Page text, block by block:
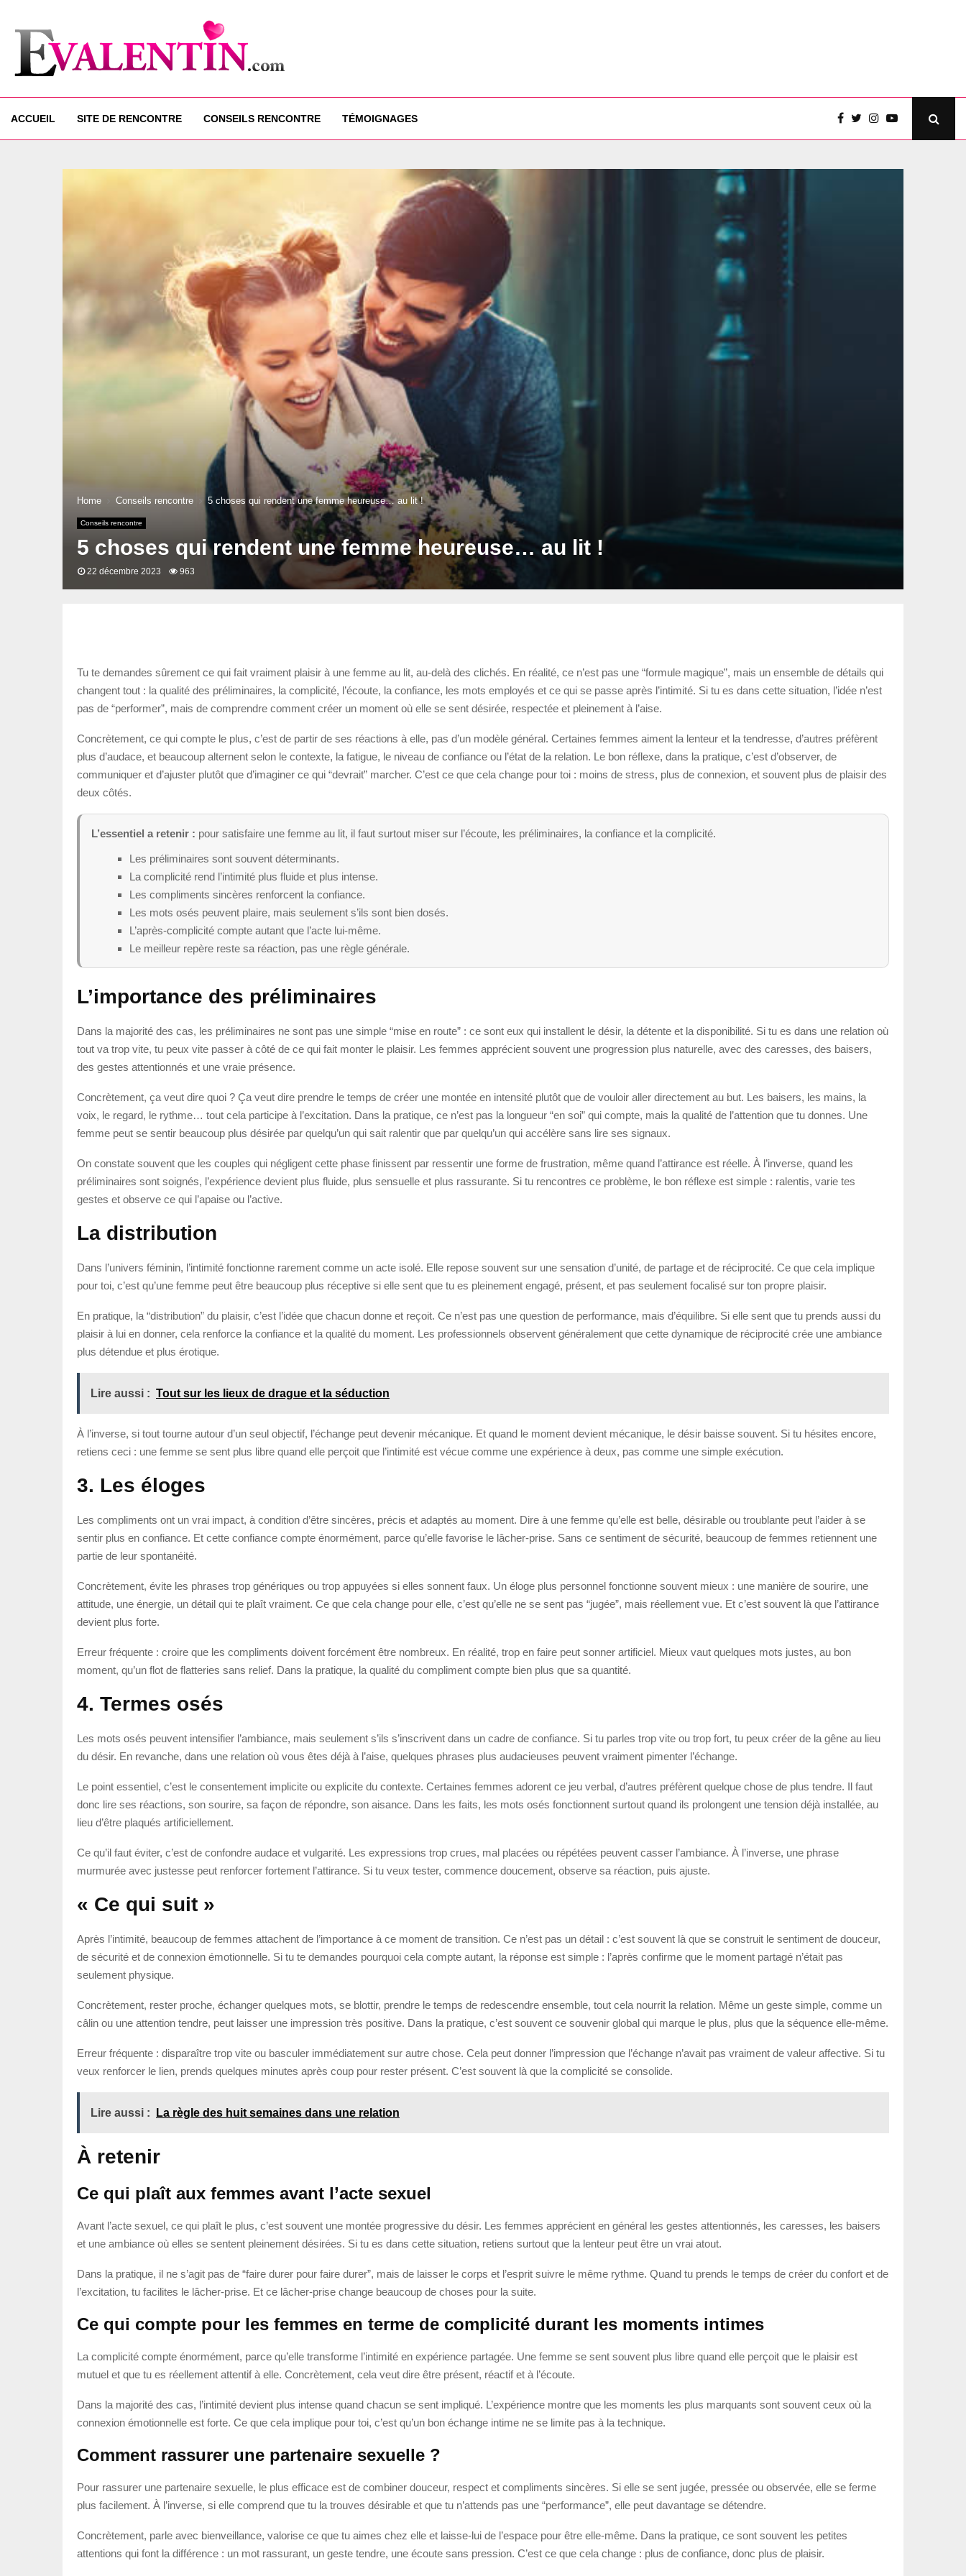
ACCUEIL SITE DE RENCONTRE CONSEILS RENCONTRE TÉMOIGNAGES
Home Conseils rencontre 5 choses qui rendent une femme heureuse… au lit !
Conseils rencontre
5 choses qui rendent une femme heureuse… au lit !
22 décembre 2023 963
Tu te demandes sûrement ce qui fait vraiment plaisir à une femme au lit, au-delà des clichés. En réalité, ce n’est pas une “formule magique”, mais un ensemble de détails qui
changent tout : la qualité des préliminaires, la complicité, l’écoute, la confiance, les mots employés et ce qui se passe après l’intimité. Si tu es dans cette situation, l’idée n’est
pas de “performer”, mais de comprendre comment créer un moment où elle se sent désirée, respectée et pleinement à l’aise.
Concrètement, ce qui compte le plus, c’est de partir de ses réactions à elle, pas d’un modèle général. Certaines femmes aiment la lenteur et la tendresse, d’autres préfèrent
plus d’audace, et beaucoup alternent selon le contexte, la fatigue, le niveau de confiance ou l’état de la relation. Le bon réflexe, dans la pratique, c’est d’observer, de
communiquer et d’ajuster plutôt que d’imaginer ce qui “devrait” marcher. C’est ce que cela change pour toi : moins de stress, plus de connexion, et souvent plus de plaisir des
deux côtés.
L’essentiel a retenir : pour satisfaire une femme au lit, il faut surtout miser sur l’écoute, les préliminaires, la confiance et la complicité.
Les préliminaires sont souvent déterminants.
La complicité rend l’intimité plus fluide et plus intense.
Les compliments sincères renforcent la confiance.
Les mots osés peuvent plaire, mais seulement s’ils sont bien dosés.
L’après-complicité compte autant que l’acte lui-même.
Le meilleur repère reste sa réaction, pas une règle générale.
L’importance des préliminaires
Dans la majorité des cas, les préliminaires ne sont pas une simple “mise en route” : ce sont eux qui installent le désir, la détente et la disponibilité. Si tu es dans une relation où
tout va trop vite, tu peux vite passer à côté de ce qui fait monter le plaisir. Les femmes apprécient souvent une progression plus naturelle, avec des caresses, des baisers,
des gestes attentionnés et une vraie présence.
Concrètement, ça veut dire quoi ? Ça veut dire prendre le temps de créer une montée en intensité plutôt que de vouloir aller directement au but. Les baisers, les mains, la
voix, le regard, le rythme… tout cela participe à l’excitation. Dans la pratique, ce n’est pas la longueur “en soi” qui compte, mais la qualité de l’attention que tu donnes. Une
femme peut se sentir beaucoup plus désirée par quelqu’un qui sait ralentir que par quelqu’un qui accélère sans lire ses signaux.
On constate souvent que les couples qui négligent cette phase finissent par ressentir une forme de frustration, même quand l’attirance est réelle. À l’inverse, quand les
préliminaires sont soignés, l’expérience devient plus fluide, plus sensuelle et plus rassurante. Si tu rencontres ce problème, le bon réflexe est simple : ralentis, varie tes
gestes et observe ce qui l’apaise ou l’active.
La distribution
Dans l’univers féminin, l’intimité fonctionne rarement comme un acte isolé. Elle repose souvent sur une sensation d’unité, de partage et de réciprocité. Ce que cela implique
pour toi, c’est qu’une femme peut être beaucoup plus réceptive si elle sent que tu es pleinement engagé, présent, et pas seulement focalisé sur ton propre plaisir.
En pratique, la “distribution” du plaisir, c’est l’idée que chacun donne et reçoit. Ce n’est pas une question de performance, mais d’équilibre. Si elle sent que tu prends aussi du
plaisir à lui en donner, cela renforce la confiance et la qualité du moment. Les professionnels observent généralement que cette dynamique de réciprocité crée une ambiance
plus détendue et plus érotique.
Lire aussi : Tout sur les lieux de drague et la séduction
À l’inverse, si tout tourne autour d’un seul objectif, l’échange peut devenir mécanique. Et quand le moment devient mécanique, le désir baisse souvent. Si tu hésites encore,
retiens ceci : une femme se sent plus libre quand elle perçoit que l’intimité est vécue comme une expérience à deux, pas comme une simple exécution.
3. Les éloges
Les compliments ont un vrai impact, à condition d’être sincères, précis et adaptés au moment. Dire à une femme qu’elle est belle, désirable ou troublante peut l’aider à se
sentir plus en confiance. Et cette confiance compte énormément, parce qu’elle favorise le lâcher-prise. Sans ce sentiment de sécurité, beaucoup de femmes retiennent une
partie de leur spontanéité.
Concrètement, évite les phrases trop génériques ou trop appuyées si elles sonnent faux. Un éloge plus personnel fonctionne souvent mieux : une manière de sourire, une
attitude, une énergie, un détail qui te plaît vraiment. Ce que cela change pour elle, c’est qu’elle ne se sent pas “jugée”, mais réellement vue. Et c’est souvent là que l’attirance
devient plus forte.
Erreur fréquente : croire que les compliments doivent forcément être nombreux. En réalité, trop en faire peut sonner artificiel. Mieux vaut quelques mots justes, au bon
moment, qu’un flot de flatteries sans relief. Dans la pratique, la qualité du compliment compte bien plus que sa quantité.
4. Termes osés
Les mots osés peuvent intensifier l’ambiance, mais seulement s’ils s’inscrivent dans un cadre de confiance. Si tu parles trop vite ou trop fort, tu peux créer de la gêne au lieu
du désir. En revanche, dans une relation où vous êtes déjà à l’aise, quelques phrases plus audacieuses peuvent vraiment pimenter l’échange.
Le point essentiel, c’est le consentement implicite ou explicite du contexte. Certaines femmes adorent ce jeu verbal, d’autres préfèrent quelque chose de plus tendre. Il faut
donc lire ses réactions, son sourire, sa façon de répondre, son aisance. Dans les faits, les mots osés fonctionnent surtout quand ils prolongent une tension déjà installée, au
lieu d’être plaqués artificiellement.
Ce qu’il faut éviter, c’est de confondre audace et vulgarité. Les expressions trop crues, mal placées ou répétées peuvent casser l’ambiance. À l’inverse, une phrase
murmurée avec justesse peut renforcer fortement l’attirance. Si tu veux tester, commence doucement, observe sa réaction, puis ajuste.
« Ce qui suit »
Après l’intimité, beaucoup de femmes attachent de l’importance à ce moment de transition. Ce n’est pas un détail : c’est souvent là que se construit le sentiment de douceur,
de sécurité et de connexion émotionnelle. Si tu te demandes pourquoi cela compte autant, la réponse est simple : l’après confirme que le moment partagé n’était pas
seulement physique.
Concrètement, rester proche, échanger quelques mots, se blottir, prendre le temps de redescendre ensemble, tout cela nourrit la relation. Même un geste simple, comme un
câlin ou une attention tendre, peut laisser une impression très positive. Dans la pratique, c’est souvent ce souvenir global qui marque le plus, plus que la séquence elle-même.
Erreur fréquente : disparaître trop vite ou basculer immédiatement sur autre chose. Cela peut donner l’impression que l’échange n’avait pas vraiment de valeur affective. Si tu
veux renforcer le lien, prends quelques minutes après coup pour rester présent. C’est souvent là que la complicité se consolide.
Lire aussi : La règle des huit semaines dans une relation
À retenir
Ce qui plaît aux femmes avant l’acte sexuel
Avant l’acte sexuel, ce qui plaît le plus, c’est souvent une montée progressive du désir. Les femmes apprécient en général les gestes attentionnés, les caresses, les baisers
et une ambiance où elles se sentent pleinement désirées. Si tu es dans cette situation, retiens surtout que la lenteur peut être un vrai atout.
Dans la pratique, il ne s’agit pas de “faire durer pour faire durer”, mais de laisser le corps et l’esprit suivre le même rythme. Quand tu prends le temps de créer du confort et de
l’excitation, tu facilites le lâcher-prise. Et ce lâcher-prise change beaucoup de choses pour la suite.
Ce qui compte pour les femmes en terme de complicité durant les moments intimes
La complicité compte énormément, parce qu’elle transforme l’intimité en expérience partagée. Une femme se sent souvent plus libre quand elle perçoit que le plaisir est
mutuel et que tu es réellement attentif à elle. Concrètement, cela veut dire être présent, réactif et à l’écoute.
Dans la majorité des cas, l’intimité devient plus intense quand chacun se sent impliqué. L’expérience montre que les moments les plus marquants sont souvent ceux où la
connexion émotionnelle est forte. Ce que cela implique pour toi, c’est qu’un bon échange intime ne se limite pas à la technique.
Comment rassurer une partenaire sexuelle ?
Pour rassurer une partenaire sexuelle, le plus efficace est de combiner douceur, respect et compliments sincères. Si elle se sent jugée, pressée ou observée, elle se ferme
plus facilement. À l’inverse, si elle comprend que tu la trouves désirable et que tu n’attends pas une “performance”, elle peut davantage se détendre.
Concrètement, parle avec bienveillance, valorise ce que tu aimes chez elle et laisse-lui de l’espace pour être elle-même. Dans la pratique, ce sont souvent les petites
attentions qui font la différence : un mot rassurant, un geste tendre, une écoute sans pression. C’est ce que cela change : plus de confiance, donc plus de plaisir.